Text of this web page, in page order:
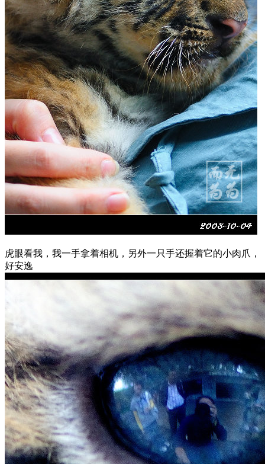
虎眼看我，我一手拿着相机，另外一只手还握着它的小肉爪，
好安逸